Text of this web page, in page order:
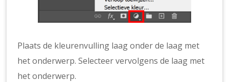
Plaats de kleurenvulling laag onder de laag met
het onderwerp. Selecteer vervolgens de laag met
het onderwerp.